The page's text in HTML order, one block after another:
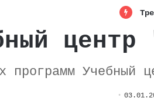
центр
программ Учебный